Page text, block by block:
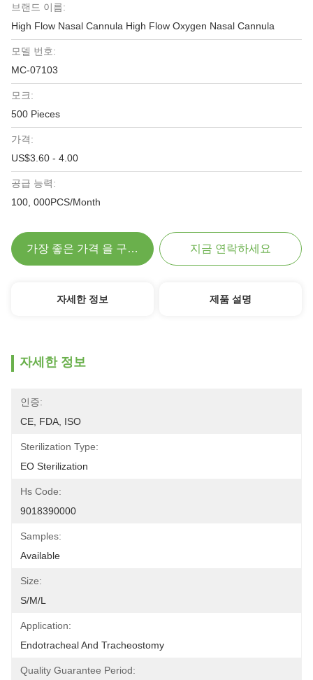
브랜드 이름:
High Flow Nasal Cannula High Flow Oxygen Nasal Cannula
모델 번호:
MC-07103
모크:
500 Pieces
가격:
US$3.60 - 4.00
공급 능력:
100, 000PCS/Month
가장 좋은 가격 을 구하라 지금 연락하세요
자세한 정보 제품 설명
자세한 정보
인증:
CE, FDA, ISO
Sterilization Type:
EO Sterilization
Hs Code:
9018390000
Samples:
Available
Size:
S/M/L
Application:
Endotracheal And Tracheostomy
Quality Guarantee Period: